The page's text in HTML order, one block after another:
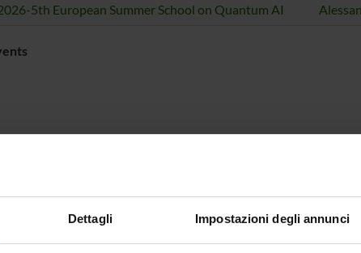
Dettagli Impostazioni degli annunci
5th European Summer School on Quantum AI